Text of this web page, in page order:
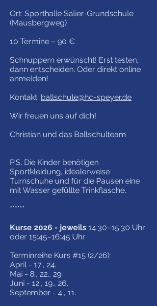
Ort: Sporthalle Salier-Grundschule
(Mausbergweg)
10 Termine – 90 €
Schnuppern erwünscht! Erst testen,
dann entscheiden. Oder direkt online
anmelden!
Kontakt: ballschule@hc-speyer.de
Wir freuen uns auf dich!
Christian und das Ballschulteam
P.S. Die Kinder benötigen
Sportkleidung, idealerweise
Turnschuhe und für die Pausen eine
mit Wasser gefüllte Trinkflasche.
******
Kurse 2026 - jeweils 14:30–15:30 Uhr
oder 15:45–16:45 Uhr
Terminreihe Kurs #15 (2/26):
April - 17., 24.
Mai - 8., 22., 29.
Juni - 12., 19., 26.
September - 4., 11.